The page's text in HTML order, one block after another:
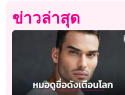
ข่าวล่าสุด